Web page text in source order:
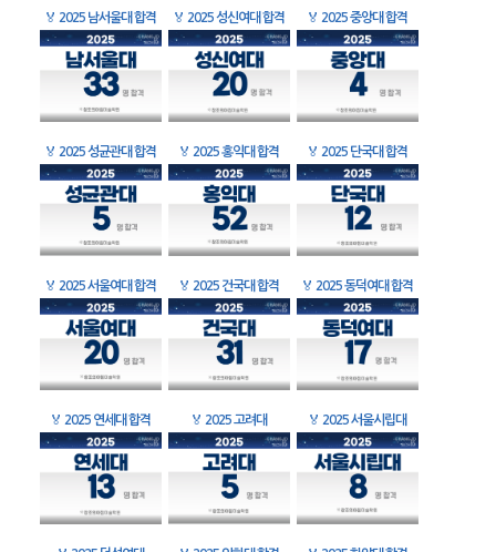
🏅 2025 남서울대 합격 🏅 2025 성신여대 합격 🏅 2025 중앙대 합격
🏅 2025 성균관대 합격 🏅 2025 홍익대 합격 🏅 2025 단국대 합격
🏅 2025 서울여대 합격 🏅 2025 건국대 합격 🏅 2025 동덕여대 합격
🏅 2025 연세대 합격 🏅 2025 고려대 🏅 2025 서울시립대